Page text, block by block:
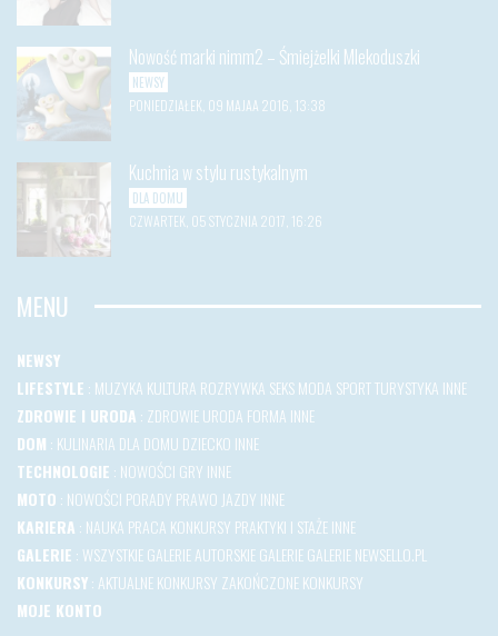
Nowość marki nimm2 – Śmiejżelki Mlekoduszki
NEWSY
PONIEDZIAŁEK, 09 MAJAA 2016, 13:38
Kuchnia w stylu rustykalnym
DLA DOMU
CZWARTEK, 05 STYCZNIA 2017, 16:26
MENU
NEWSY
LIFESTYLE : MUZYKA KULTURA ROZRYWKA SEKSMODA SPORTTURYSTYKA INNE
ZDROWIE I URODA : ZDROWIEURODA FORMA INNE
DOM : KULINARIA DLA DOMU DZIECKO INNE
TECHNOLOGIE : NOWOŚCI GRY INNE
MOTO : NOWOŚCI PORADY PRAWO JAZDY INNE
KARIERA : NAUKA PRACA KONKURSY PRAKTYKI I STAŻEINNE
GALERIE : WSZYSTKIE GALERIEAUTORSKIE GALERIEGALERIE NEWSELLO.PL
KONKURSY: AKTUALNE KONKURSY ZAKOŃCZONE KONKURSY
MOJE KONTO